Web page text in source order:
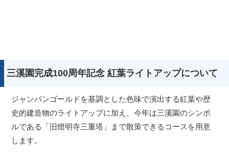
三溪園完成100周年記念 紅葉ライトアップについて
ジャンパンゴールドを基調とした色味で演出する紅葉や歴
史的建造物のライトアップに加え、今年は三溪園のシンボ
ルである「旧燈明寺三重塔」まで散策できるコースを用意
します。